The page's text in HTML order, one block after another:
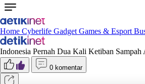
Home Cyberlife Gadget Games & Esport
Indonesia Pernah Dua Kali Ketiban
0 komentar